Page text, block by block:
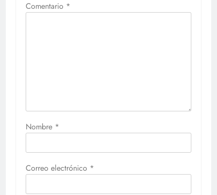
Comentario *
Nombre *
Correo electrónico *